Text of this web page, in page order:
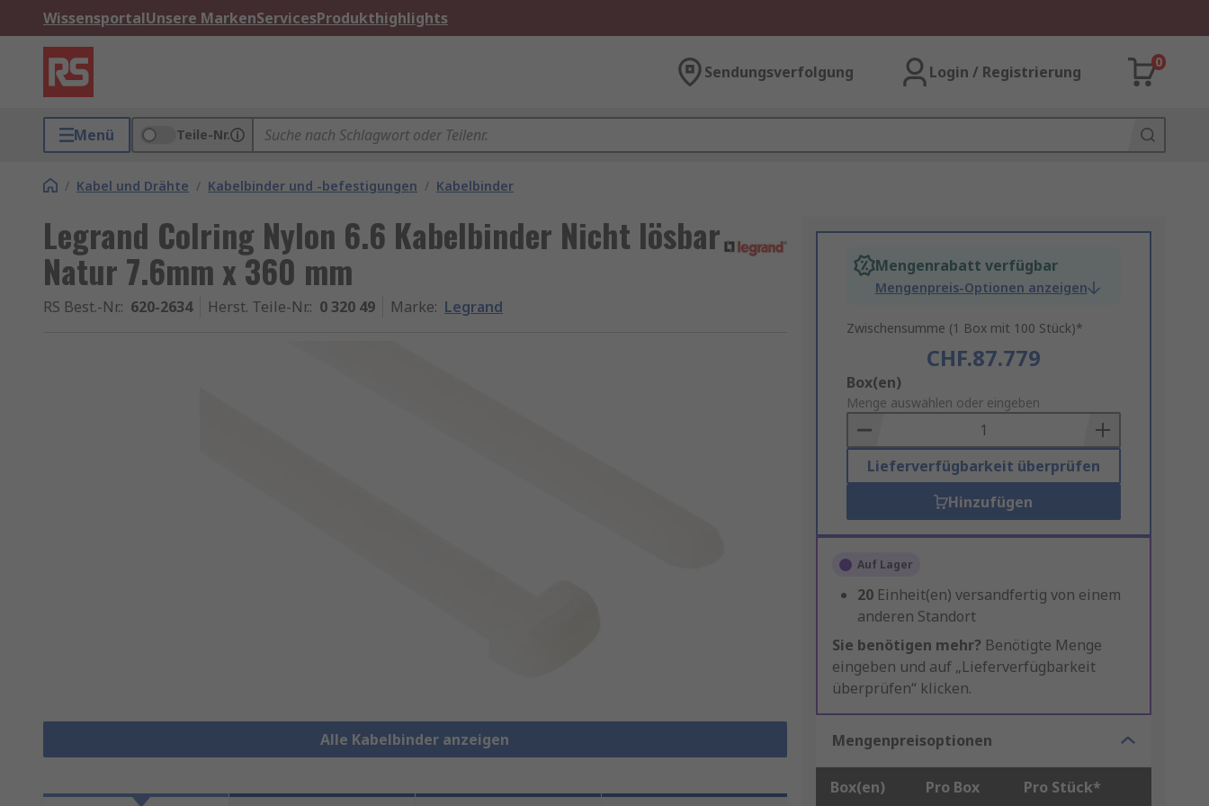
WissensportalUnsere MarkenServicesProdukthighlights
Sendungsverfolgung Login / Registrierung
0
Menü Teile-Nr.
/ Kabel und Drähte / Kabelbinder und -befestigungen / Kabelbinder
Legrand Colring Nylon 6.6 Kabelbinder Nicht lösbar
Natur 7.6mm x 360 mm
RS Best.-Nr.: 620-2634 Herst. Teile-Nr.: 0 320 49 Marke: Legrand
Alle Kabelbinder anzeigen
Mengenrabatt verfügbar
Mengenpreis-Optionen anzeigen
Zwischensumme (1 Box mit 100 Stück)*
CHF.87.779
Add
to
Basket
Box(en)
Menge auswählen oder eingeben
Lieferverfügbarkeit überprüfen
Hinzufügen
Auf Lager
20 Einheit(en) versandfertig von einem
anderen Standort
Sie benötigen mehr? Benötigte Menge
eingeben und auf „Lieferverfügbarkeit
überprüfen“ klicken.
Mengenpreisoptionen
Box(en) Pro Box Pro Stück*